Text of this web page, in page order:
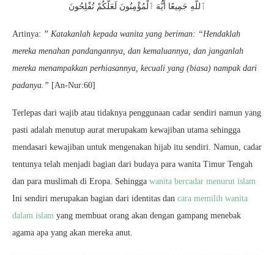
ٱللَّهِ جَمِيعًا أَيُّهَ ٱلْمُؤْمِنُونَ لَعَلَّكُمْ تُفْلِحُونَ
Artinya: ” Katakanlah kepada wanita yang beriman: “Hendaklah
mereka menahan pandangannya, dan kemaluannya, dan janganlah
mereka menampakkan perhiasannya, kecuali yang (biasa) nampak dari
padanya.” [An-Nur:60]
Terlepas dari wajib atau tidaknya penggunaan cadar sendiri namun yang
pasti adalah menutup aurat merupakam kewajiban utama sehingga
mendasari kewajiban untuk mengenakan hijab itu sendiri. Namun, cadar
tentunya telah menjadi bagian dari budaya para wanita Timur Tengah
dan para muslimah di Eropa. Sehingga wanita bercadar menurut islam
Ini sendiri merupakan bagian dari identitas dan cara memilih wanita
dalam islam yang membuat orang akan dengan gampang menebak
agama apa yang akan mereka anut.